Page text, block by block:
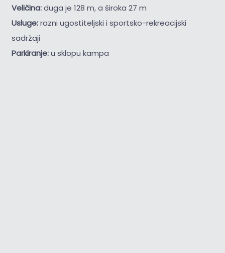
Veličina:duga je 128 m, a široka 27 m
Usluge:razni ugostiteljski i sportsko-rekreacijski
sadržaji
Parkiranje:u sklopu kampa